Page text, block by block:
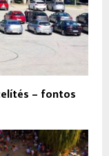
– fontos